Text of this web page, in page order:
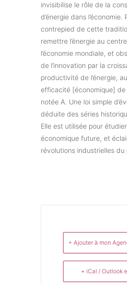
invisibilise le rôle de la
d’énergie dans l’économie.
contrepied de cette
remettre l’énergie au
l’économie mondiale, et
de l’innovation par la
productivité de l’énergie,
efficacité [économique] de
notée A. Une loi simple
déduite des séries
Elle est utilisée pour étudier
économique future, et
révolutions industrielles du
+ Ajouter à mon
+ iCal / Outlook